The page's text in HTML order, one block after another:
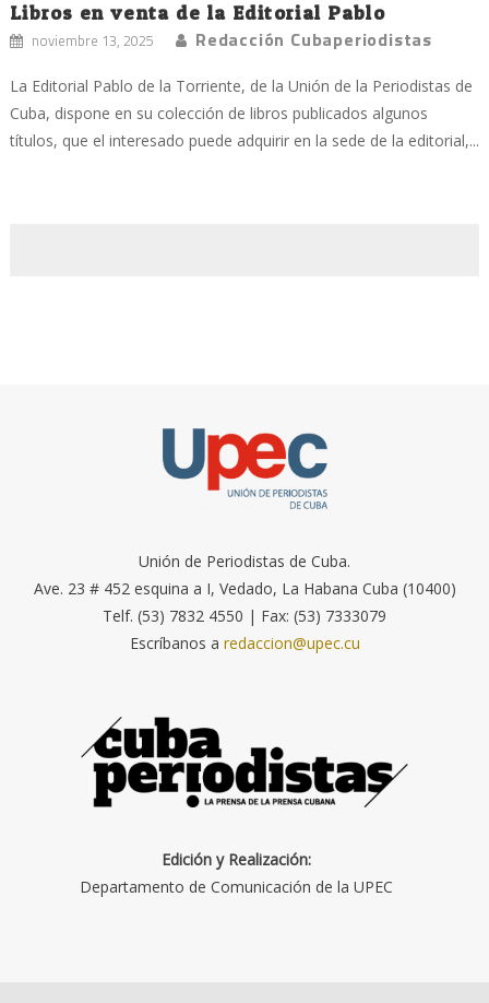
Libros en venta de la Editorial Pablo
noviembre 13, 2025 Redacción Cubaperiodistas
La Editorial Pablo de la Torriente, de la Unión de la Periodistas de
Cuba, dispone en su colección de libros publicados algunos
títulos, que el interesado puede adquirir en la sede de la editorial,...
Unión de Periodistas de Cuba.
Ave. 23 # 452 esquina a I, Vedado, La Habana Cuba (10400)
Telf. (53) 7832 4550 | Fax: (53) 7333079
Escríbanos a redaccion@upec.cu
Edición y Realización:
Departamento de Comunicación de la UPEC